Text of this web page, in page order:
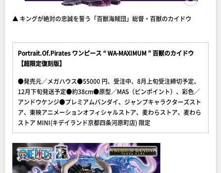
▲ キングが絶対の忠誠を誓う「百獣海賊団」総督・百獣のカイドウ
Portrait.Of.Pirates ワンピース “ WA-MAXIMUM ” 百獣のカイドウ
【超限定復刻版】
●発売元／メガハウス●55000 円、受注中、8月上旬受注締切予定、
12月下旬発送予定●約38cm●原型／MAS（ピンポイント）、彩色／
アンドウケンジ●プレミアムバンダイ、ジャンプキャラクターズスト
ア、東映アニメーションオフィシャルストア、麦わらストア、麦わら
ストア MINI(キデイランド京都四条河原町店) 限定